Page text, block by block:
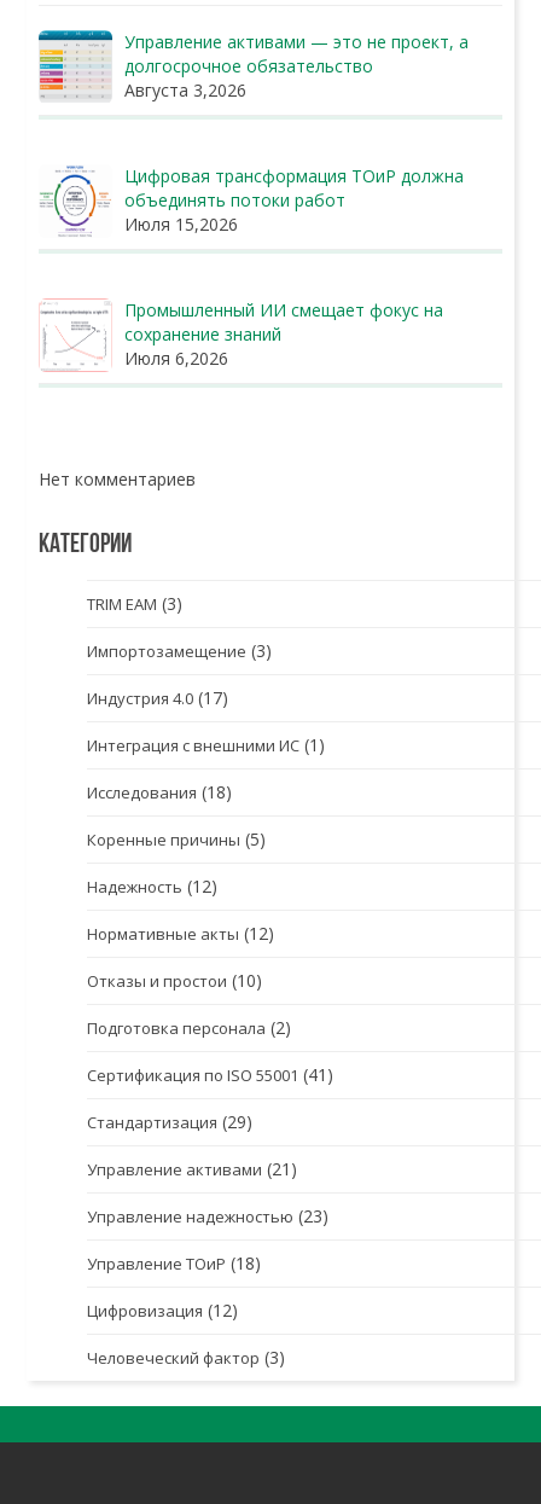
Управление активами — это не проект, а
долгосрочное обязательство
Августа 3,2026
Цифровая трансформация ТОиР должна
объединять потоки работ
Июля 15,2026
Промышленный ИИ смещает фокус на
сохранение знаний
Июля 6,2026
Нет комментариев
КАТЕГОРИИ
TRIM EAM (3)
Импортозамещение (3)
Индустрия 4.0 (17)
Интеграция с внешними ИС (1)
Исследования (18)
Коренные причины (5)
Надежность (12)
Нормативные акты (12)
Отказы и простои (10)
Подготовка персонала (2)
Сертификация по ISO 55001 (41)
Стандартизация (29)
Управление активами (21)
Управление надежностью (23)
Управление ТОиР (18)
Цифровизация (12)
Человеческий фактор (3)